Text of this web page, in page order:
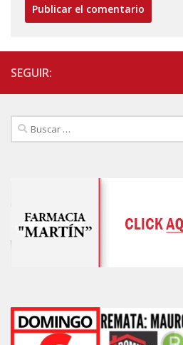
SEGUIR:
Buscar: